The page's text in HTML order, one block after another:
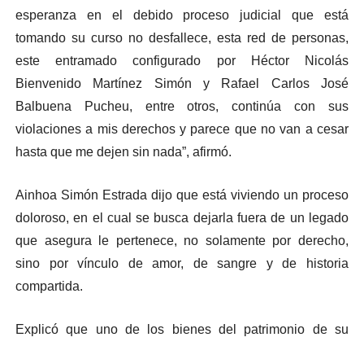
esperanza en el debido proceso judicial que está
tomando su curso no desfallece, esta red de personas,
este entramado configurado por Héctor Nicolás
Bienvenido Martínez Simón y Rafael Carlos José
Balbuena Pucheu, entre otros, continúa con sus
violaciones a mis derechos y parece que no van a cesar
hasta que me dejen sin nada”, afirmó.
Ainhoa Simón Estrada dijo que está viviendo un proceso
doloroso, en el cual se busca dejarla fuera de un legado
que asegura le pertenece, no solamente por derecho,
sino por vínculo de amor, de sangre y de historia
compartida.
Explicó que uno de los bienes del patrimonio de su